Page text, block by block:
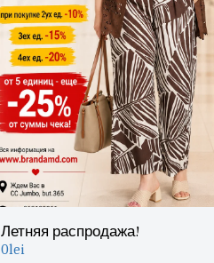
Летняя распродажа!
0lei